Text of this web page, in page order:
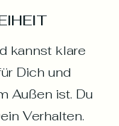
kannst klare
Dich und
Außen ist. Du
Verhalten.